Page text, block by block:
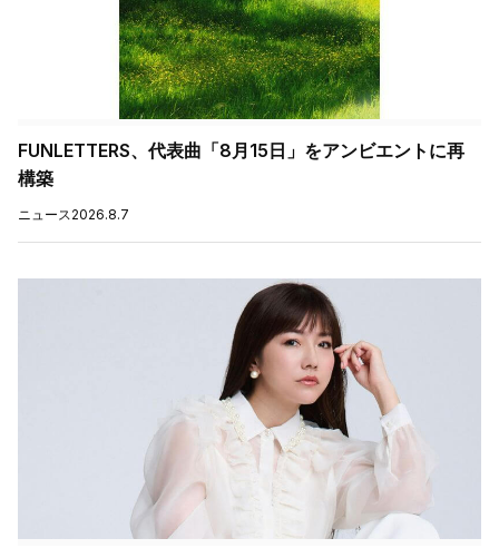
FUNLETTERS、代表曲「8月15日」をアンビエントに再
構築
ニュース2026.8.7